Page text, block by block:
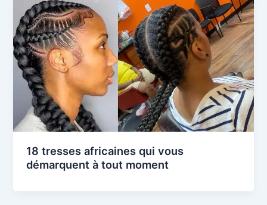
18 tresses africaines qui vous
démarquent à tout moment